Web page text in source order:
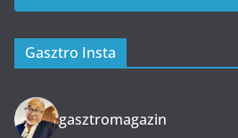
Gasztro Insta
gasztromagazin